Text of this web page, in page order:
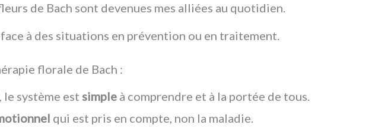
de Bach sont devenues mes alliées au quotidien.
à des situations en prévention ou en traitement.
florale de Bach :
, le système est simple à comprendre et à la portée de
qui est pris en compte, non la maladie.